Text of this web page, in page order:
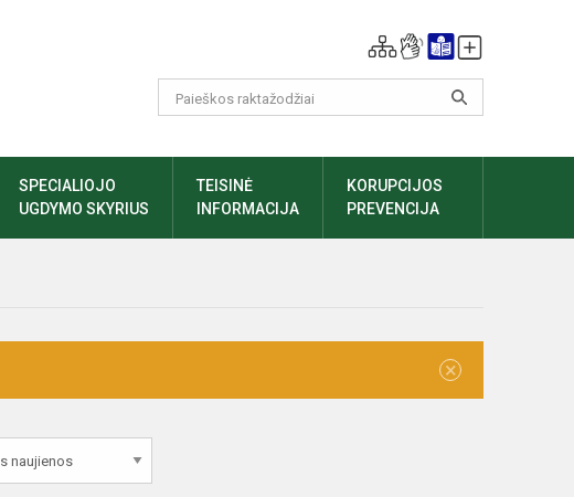
SPECIALIOJO
UGDYMO SKYRIUS
TEISINĖ
INFORMACIJA
KORUPCIJOS
PREVENCIJA
×